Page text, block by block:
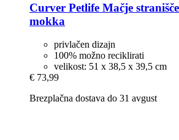
Curver Petlife Mačje
mokka
privlačen dizajn
100% možno reciklirati
velikost: 51 x 38,5 x 39,5 cm
€ 73,99
Brezplačna dostava do 31 avgust